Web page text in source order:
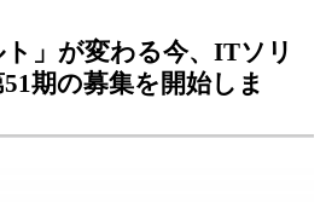
」が変わる今、ITソリ
期の募集を開始しま